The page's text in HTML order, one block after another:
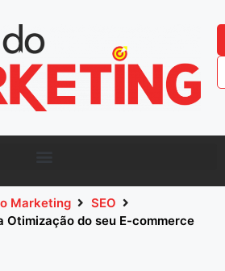
Marketing
SEO
Otimização do seu E-commerce